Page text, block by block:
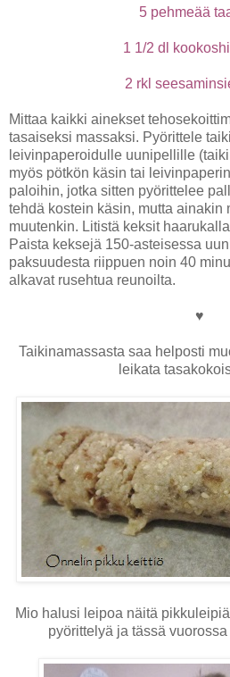
5 pehmeää
1 1/2 dl
2 rkl
Mittaa kaikki ainekset
tasaiseksi massaksi. Pyörittele
leivinpaperoidulle uunipellille
myös pötkön käsin tai
paloihin, jotka sitten pyörittelee
tehdä kostein käsin, mutta ainakin
muutenkin. Litistä keksit
Paista keksejä 150-asteisessa
paksuudesta riippuen noin 40
alkavat rusehtua reunoilta.
♥
Taikinamassasta saa helposti
leikata
Mio halusi leipoa näitä
pyörittelyä ja tässä